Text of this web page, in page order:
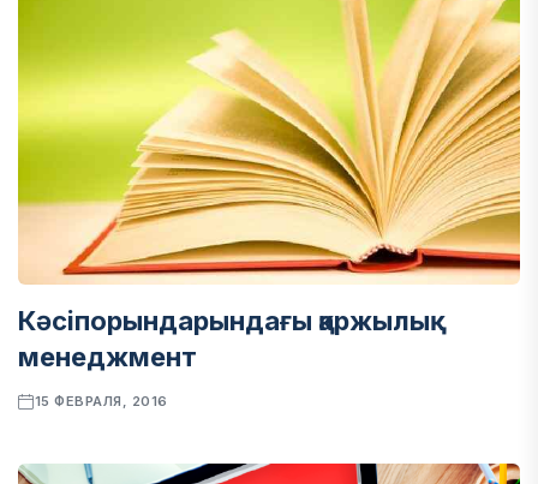
Кәсіпорындарындағы қаржылық
менеджмент
15 ФЕВРАЛЯ, 2016